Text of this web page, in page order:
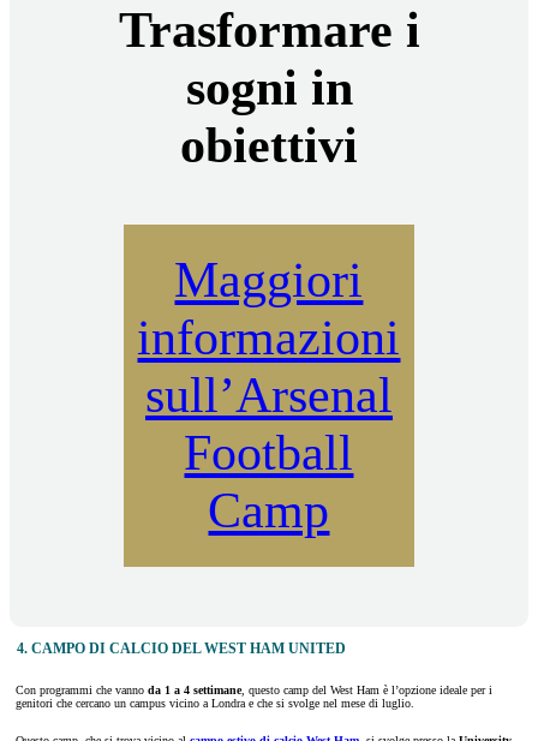
Trasformare i
sogni in
obiettivi
Maggiori
informazioni
sull’Arsenal
Football
Camp
4. CAMPO DI CALCIO DEL WEST HAM UNITED
Con programmi che vanno da 1 a 4 settimane, questo camp del West Ham è l’opzione ideale per i
genitori che cercano un campus vicino a Londra e che si svolge nel mese di luglio.